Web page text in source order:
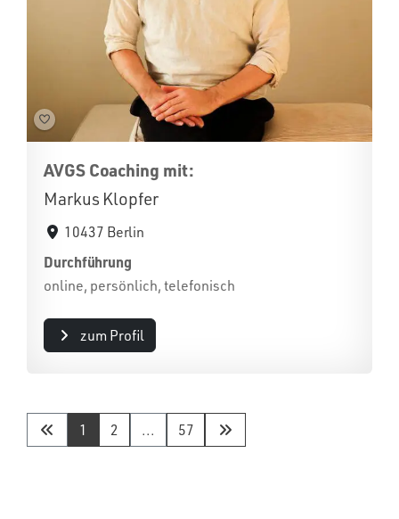
AVGS Coaching mit:
Markus Klopfer
10437 Berlin
Durchführung
online, persönlich, telefonisch
zum Profil
1 2 ... 57